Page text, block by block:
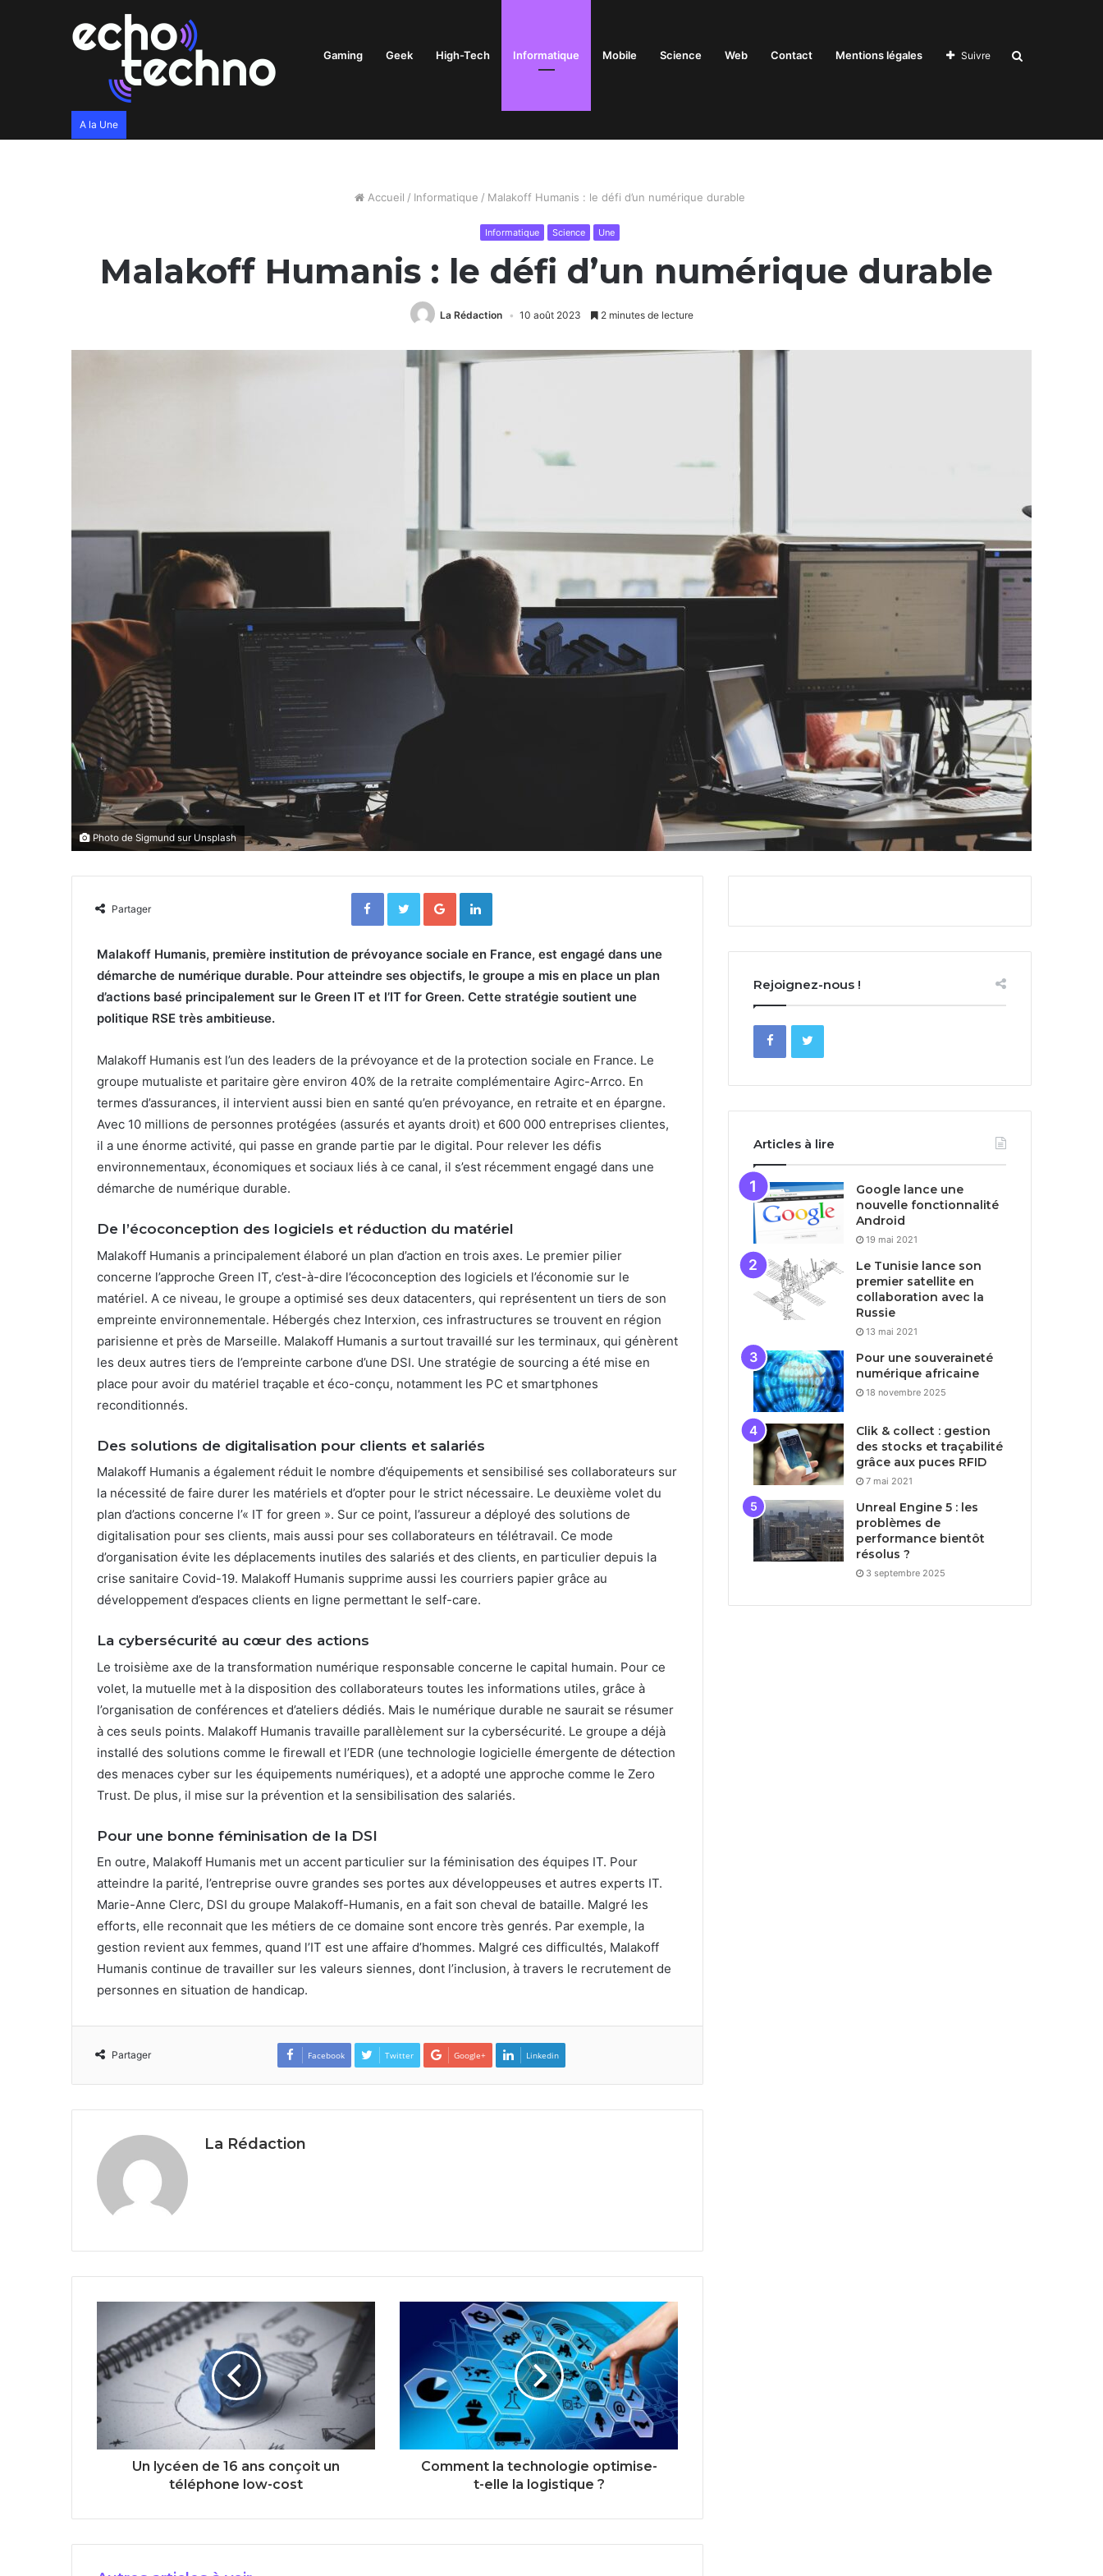
Gaming Geek High-Tech Informatique Mobile Science Web Contact Mentions légales Suivre
A la Une
Accueil / Informatique / Malakoff Humanis : le défi d’un numérique durable
Informatique Science Une
Malakoff Humanis : le défi d’un numérique durable
La Rédaction 10 août 2023 2 minutes de lecture
Photo de Sigmund sur Unsplash
Partager
FacebookTwitterGoogle+Linkedin
Malakoff Humanis, première institution de prévoyance sociale en France, est engagé dans une
démarche de numérique durable. Pour atteindre ses objectifs, le groupe a mis en place un plan
d’actions basé principalement sur le Green IT et l’IT for Green. Cette stratégie soutient une
politique RSE très ambitieuse.
Malakoff Humanis est l’un des leaders de la prévoyance et de la protection sociale en France. Le
groupe mutualiste et paritaire gère environ 40% de la retraite complémentaire Agirc-Arrco. En
termes d’assurances, il intervient aussi bien en santé qu’en prévoyance, en retraite et en épargne.
Avec 10 millions de personnes protégées (assurés et ayants droit) et 600 000 entreprises clientes,
il a une énorme activité, qui passe en grande partie par le digital. Pour relever les défis
environnementaux, économiques et sociaux liés à ce canal, il s’est récemment engagé dans une
démarche de numérique durable.
De l’écoconception des logiciels et réduction du matériel
Malakoff Humanis a principalement élaboré un plan d’action en trois axes. Le premier pilier
concerne l’approche Green IT, c’est-à-dire l’écoconception des logiciels et l’économie sur le
matériel. A ce niveau, le groupe a optimisé ses deux datacenters, qui représentent un tiers de son
empreinte environnementale. Hébergés chez Interxion, ces infrastructures se trouvent en région
parisienne et près de Marseille. Malakoff Humanis a surtout travaillé sur les terminaux, qui génèrent
les deux autres tiers de l’empreinte carbone d’une DSI. Une stratégie de sourcing a été mise en
place pour avoir du matériel traçable et éco-conçu, notamment les PC et smartphones
reconditionnés.
Des solutions de digitalisation pour clients et salariés
Malakoff Humanis a également réduit le nombre d’équipements et sensibilisé ses collaborateurs sur
la nécessité de faire durer les matériels et d’opter pour le strict nécessaire. Le deuxième volet du
plan d’actions concerne l’« IT for green ». Sur ce point, l’assureur a déployé des solutions de
digitalisation pour ses clients, mais aussi pour ses collaborateurs en télétravail. Ce mode
d’organisation évite les déplacements inutiles des salariés et des clients, en particulier depuis la
crise sanitaire Covid-19. Malakoff Humanis supprime aussi les courriers papier grâce au
développement d’espaces clients en ligne permettant le self-care.
La cybersécurité au cœur des actions
Le troisième axe de la transformation numérique responsable concerne le capital humain. Pour ce
volet, la mutuelle met à la disposition des collaborateurs toutes les informations utiles, grâce à
l’organisation de conférences et d’ateliers dédiés. Mais le numérique durable ne saurait se résumer
à ces seuls points. Malakoff Humanis travaille parallèlement sur la cybersécurité. Le groupe a déjà
installé des solutions comme le firewall et l’EDR (une technologie logicielle émergente de détection
des menaces cyber sur les équipements numériques), et a adopté une approche comme le Zero
Trust. De plus, il mise sur la prévention et la sensibilisation des salariés.
Pour une bonne féminisation de la DSI
En outre, Malakoff Humanis met un accent particulier sur la féminisation des équipes IT. Pour
atteindre la parité, l’entreprise ouvre grandes ses portes aux développeuses et autres experts IT.
Marie-Anne Clerc, DSI du groupe Malakoff-Humanis, en a fait son cheval de bataille. Malgré les
efforts, elle reconnait que les métiers de ce domaine sont encore très genrés. Par exemple, la
gestion revient aux femmes, quand l’IT est une affaire d’hommes. Malgré ces difficultés, Malakoff
Humanis continue de travailler sur les valeurs siennes, dont l’inclusion, à travers le recrutement de
personnes en situation de handicap.
Partager Facebook Twitter Google+ Linkedin
La Rédaction
Un lycéen de 16 ans conçoit un
téléphone low-cost
Comment la technologie optimise-
t-elle la logistique ?
Rejoignez-nous !
Articles à lire
Google lance une
nouvelle fonctionnalité
Android
19 mai 2021
Le Tunisie lance son
premier satellite en
collaboration avec la
Russie
13 mai 2021
Pour une souveraineté
numérique africaine
18 novembre 2025
Clik & collect : gestion
des stocks et traçabilité
grâce aux puces RFID
7 mai 2021
Unreal Engine 5 : les
problèmes de
performance bientôt
résolus ?
3 septembre 2025